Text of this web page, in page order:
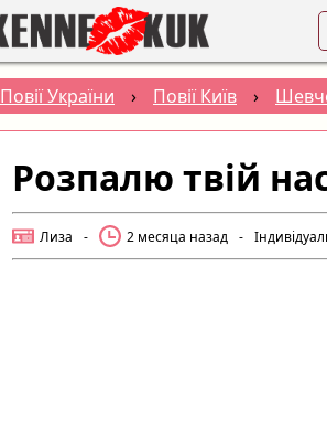
Повії України › Повії Київ ›
Розпалю твій
Лиза - 2 месяца назад -